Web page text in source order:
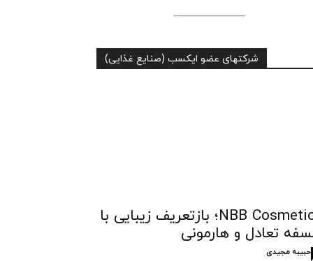
شرکتهای عضو ایکسب (صنایع غذایی)
NBB Cosmetics؛ بازتعریف زیبایی با
تعادل و هارمونی
حبیبه مجیدی